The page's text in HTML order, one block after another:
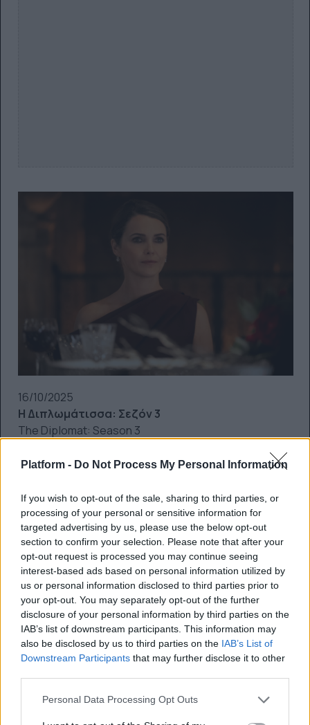
Platform - Do Not Process My Personal Information
If you wish to opt-out of the sale, sharing to third parties, or
processing of your personal or sensitive information for
targeted advertising by us, please use the below opt-out
section to confirm your selection. Please note that after your
opt-out request is processed you may continue seeing
interest-based ads based on personal information utilized by
us or personal information disclosed to third parties prior to
your opt-out. You may separately opt-out of the further
disclosure of your personal information by third parties on the
IAB’s list of downstream participants. This information may
also be disclosed by us to third parties on the IAB’s List of
Downstream Participants that may further disclose it to other
Personal Data Processing Opt Outs
16/10/2025
Η Διπλωμάτισσα: Σεζόν 3
The Diplomat: Season 3
Κέιτ πρέπει να αντιμετωπίσει μια εύθραυστη νέα
παγκόσμιες συνέπειες.
17/10/2025
Καλή Ψαριά: Σεζόν 2
Turn of the Tide: Season 2
Το Ράμπο ντο Πέισε δεν είναι πλέον το ίδιο. Παλιοί
φίλοι κι εχθροί επιστρέφουν για την αλλαγή της
εξουσίας, διεκδικώντας τον έλεγχο του εμπορίου
ναρκωτικών.
22/10/2025
Ένας κατά συρροή δολοφόνος κυνηγά ζευγάρια και
σκορπά τρόμο στην Ιταλία, ενώ οι αρχές ερευνούν